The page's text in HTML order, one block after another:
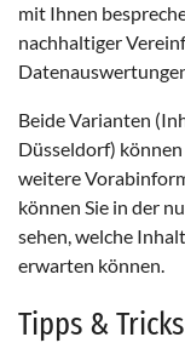
mit Ihnen
nachhaltiger
Beide Varianten
Düsseldorf)
weitere
können Sie in der
sehen, welche
erwarten können.
Tipps &
Zweck:
Erhebung
24 Stunden
EXTERNE
Um Inhalte
diesen